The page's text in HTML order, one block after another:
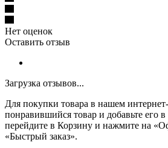
Нет оценок
Оставить отзыв
Загрузка отзывов...
Для покупки товара в нашем
понравившийся товар и добавьте его в
перейдите в Корзину и нажмите на
«Быстрый заказ».